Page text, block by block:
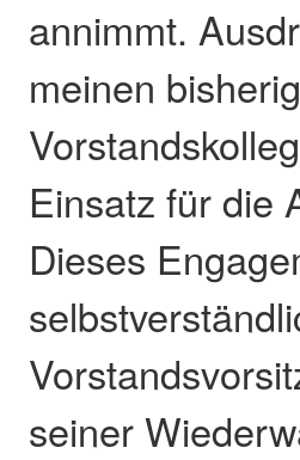
annimmt.
meinen
Einsatz für die
Dieses
seiner